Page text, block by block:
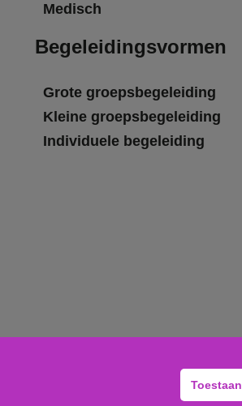
Medisch
Begeleidingsvormen
Grote groepsbegeleiding
Kleine groepsbegeleiding
Individuele begeleiding
Toestaan